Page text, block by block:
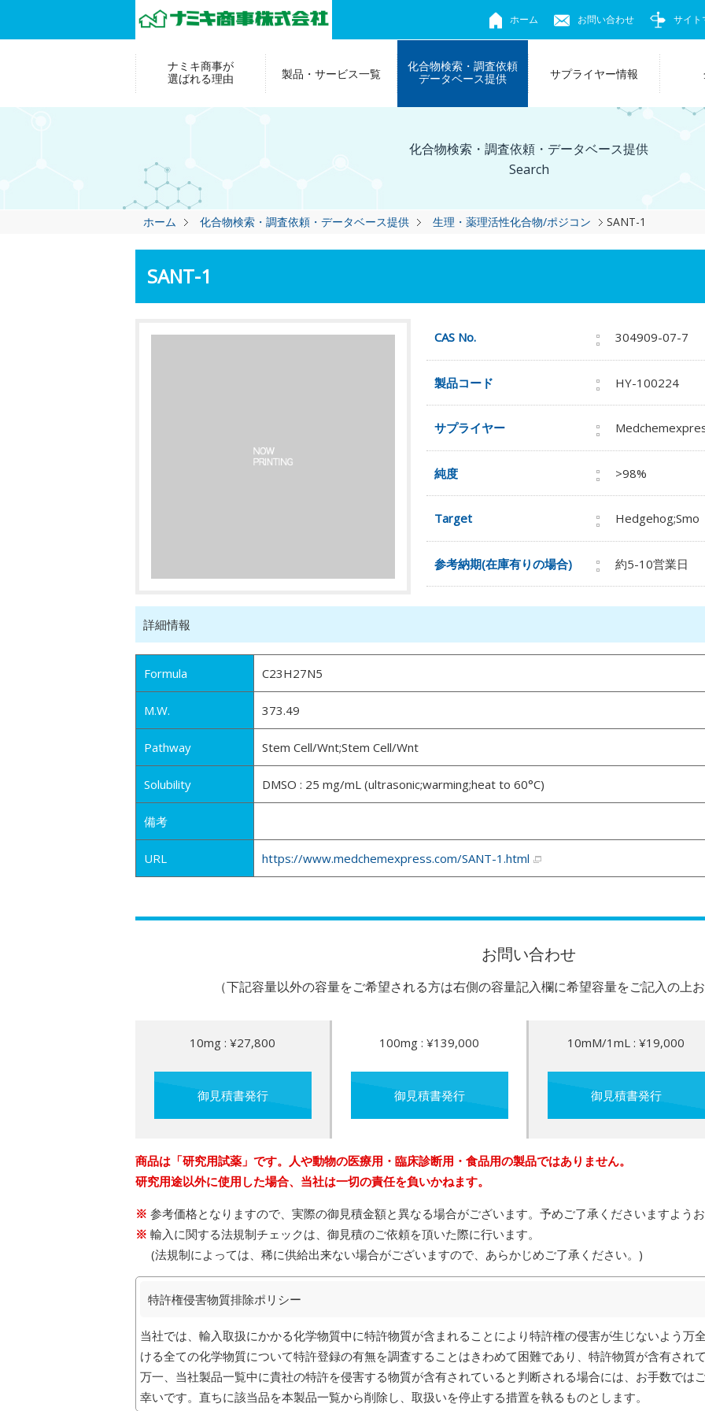
ホーム お問い合わせ サイト
ナミキ商事が
選ばれる理由
製品・サービス一覧
化合物検索・調査依頼
データベース提供
サプライヤー情報
化合物検索・調査依頼・データベース提供
Search
ホーム 化合物検索・調査依頼・データベース提供 生理・薬理活性化合物/ポジコン SANT-1
SANT-1
CAS No. 304909-07-7
製品コード HY-100224
サプライヤー
純度 >98%
Target Hedgehog;Smo
参考納期(在庫有りの場合) 約5-10営業日
詳細情報
Formula C23H27N5
M.W. 373.49
Pathway Stem Cell/Wnt;Stem Cell/Wnt
Solubility DMSO : 25 mg/mL (ultrasonic;warming;heat to 60°C)
備考
URL https://www.medchemexpress.com/SANT-1.html
お問い合わせ
（下記容量以外の容量をご希望される方は右側の容量記入欄に希望容量をご記入の上
10mg : ¥27,800
御見積書発行
100mg : ¥139,000
御見積書発行
10mM/1mL : ¥19,000
御見積書発行
商品は「研究用試薬」です。人や動物の医療用・臨床診断用・食品用の製品ではありません。
研究用途以外に使用した場合、当社は一切の責任を負いかねます。
参考価格となりますので、実際の御見積金額と異なる場合がございます。予めご了承くださいますよう
輸入に関する法規制チェックは、御見積のご依頼を頂いた際に行います。
(法規制によっては、稀に供給出来ない場合がございますので、あらかじめご了承ください。)
特許権侵害物質排除ポリシー
当社では、輸入取扱にかかる化学物質中に特許物質が含まれることにより特許権の侵害が生じないよう万
ける全ての化学物質について特許登録の有無を調査することはきわめて困難であり、特許物質が含有され
万一、当社製品一覧中に貴社の特許を侵害する物質が含有されていると判断される場合には、お手数では
幸いです。直ちに該当品を本製品一覧から削除し、取扱いを停止する措置を執るものとします。